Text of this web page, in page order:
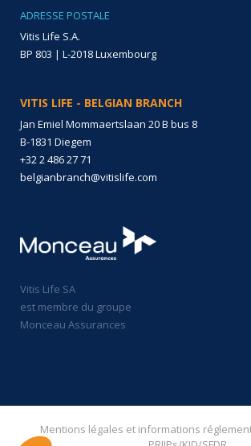
ADRESSE POSTALE
Vitis Life S.A.
BP 803 | L-2018 Luxembourg
VITIS LIFE - BELGIAN BRANCH
Jan Emiel Mommaertslaan 20 B bus 8
B-1831 Diegem
+32 2 486 27 71
belgianbranch@vitislife.com
Vitis Life SA
est membre du groupe
Monceau Assurances
Mentions légales et informations